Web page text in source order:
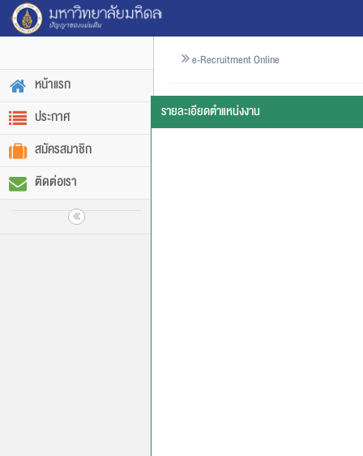
หน้าแรก
ประกาศ
สมัครสมาชิก
ติดต่อเรา
e-Recruitment Online
รายละเอียดตำแหน่งงาน